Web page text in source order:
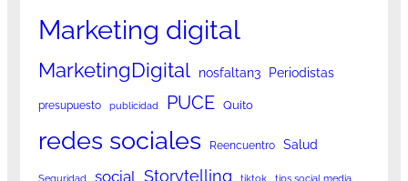
Marketing digital
MarketingDigital nosfaltan3 Periodistas
presupuesto publicidad PUCE Quito
redes sociales Reencuentro Salud
Seguridad social Storytelling tiktok tips social media